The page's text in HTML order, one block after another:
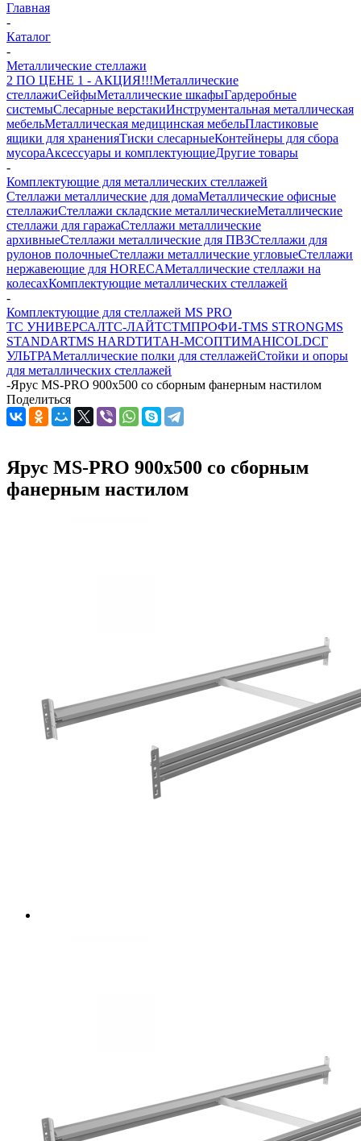
Главная
-
Каталог
-
Металлические стеллажи
2 ПО ЦЕНЕ 1 - АКЦИЯ!!!Металлические
стеллажиСейфыМеталлические шкафыГардеробные
системыСлесарные верстакиИнструментальная металлическая
мебельМеталлическая медицинская мебельПластиковые
ящики для храненияТиски слесарныеКонтейнеры для сбора
мусораАксессуары и комплектующиеДругие товары
-
Комплектующие для металлических стеллажей
Стеллажи металлические для домаМеталлические офисные
стеллажиСтеллажи складские металлическиеМеталлические
стеллажи для гаражаСтеллажи металлические
архивныеСтеллажи металлические для ПВЗСтеллажи для
рулонов полочныеСтеллажи металлические угловыеСтеллажи
нержавеющие для HORECAМеталлические стеллажи на
колесахКомплектующие металлических стеллажей
-
Комплектующие для стеллажей MS PRO
ТС УНИВЕРСАЛТС-ЛАЙТСТМПРОФИ-ТMS STRONGMS
STANDARTMS HARDТИТАН-МСОПТИМАHICOLDСГ
УЛЬТРАМеталлические полки для стеллажейСтойки и опоры
для металлических стеллажей
-Ярус MS-PRO 900x500 со сборным фанерным настилом
Поделиться
Ярус MS-PRO 900x500 со сборным
фанерным настилом